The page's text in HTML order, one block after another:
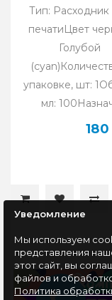
Тип: Расходник
печатиЦвет
Голубой
упаковке, шт:
мл:
Уведомление
Мы используем
представления
этот сайт, вы
файлов и
Политика